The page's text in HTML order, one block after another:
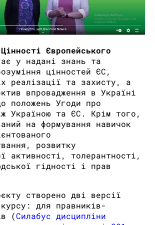
Європейського
у надані знань та
цінностей ЄС,
реалізації та захисту, а
впровадження в Україні
положень Угоди про
Україною та ЄС. Крім того,
на формування навичок
розвитку
активності, толерантності,
гідності і прав
створено дві версії
для правників-
(Силабус дисципліни